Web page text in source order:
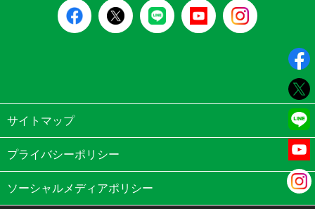
サイトマップ
プライバシーポリシー
ソーシャルメディアポリシー